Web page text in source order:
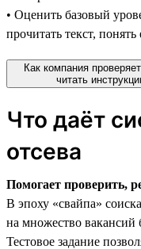
• Оценить базовый
прочитать текст,
Как компания
читать
Что даёт
отсева
Помогает проверить,
В эпоху «свайпа»
на множество вакансий
Тестовое задание